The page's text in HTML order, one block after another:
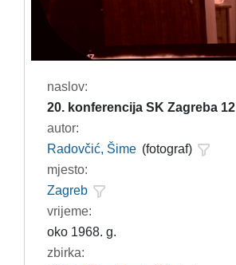
naslov:
20. konferencija SK Zagreba 12
autor:
Radovčić, Šime (fotograf)
mjesto:
Zagreb
vrijeme:
oko 1968. g.
zbirka: